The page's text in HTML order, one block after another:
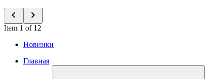
Item 1 of 12
Новинки
Главная